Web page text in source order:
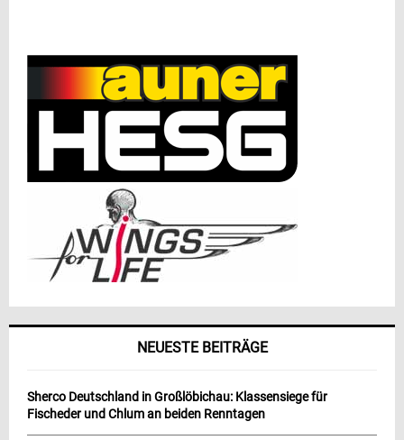
NEUESTE BEITRÄGE
Sherco Deutschland in Großlöbichau: Klassensiege für
Fischeder und Chlum an beiden Renntagen